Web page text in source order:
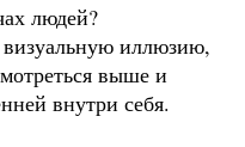
людей?
визуальную иллюзию,
выше и
внутри себя.